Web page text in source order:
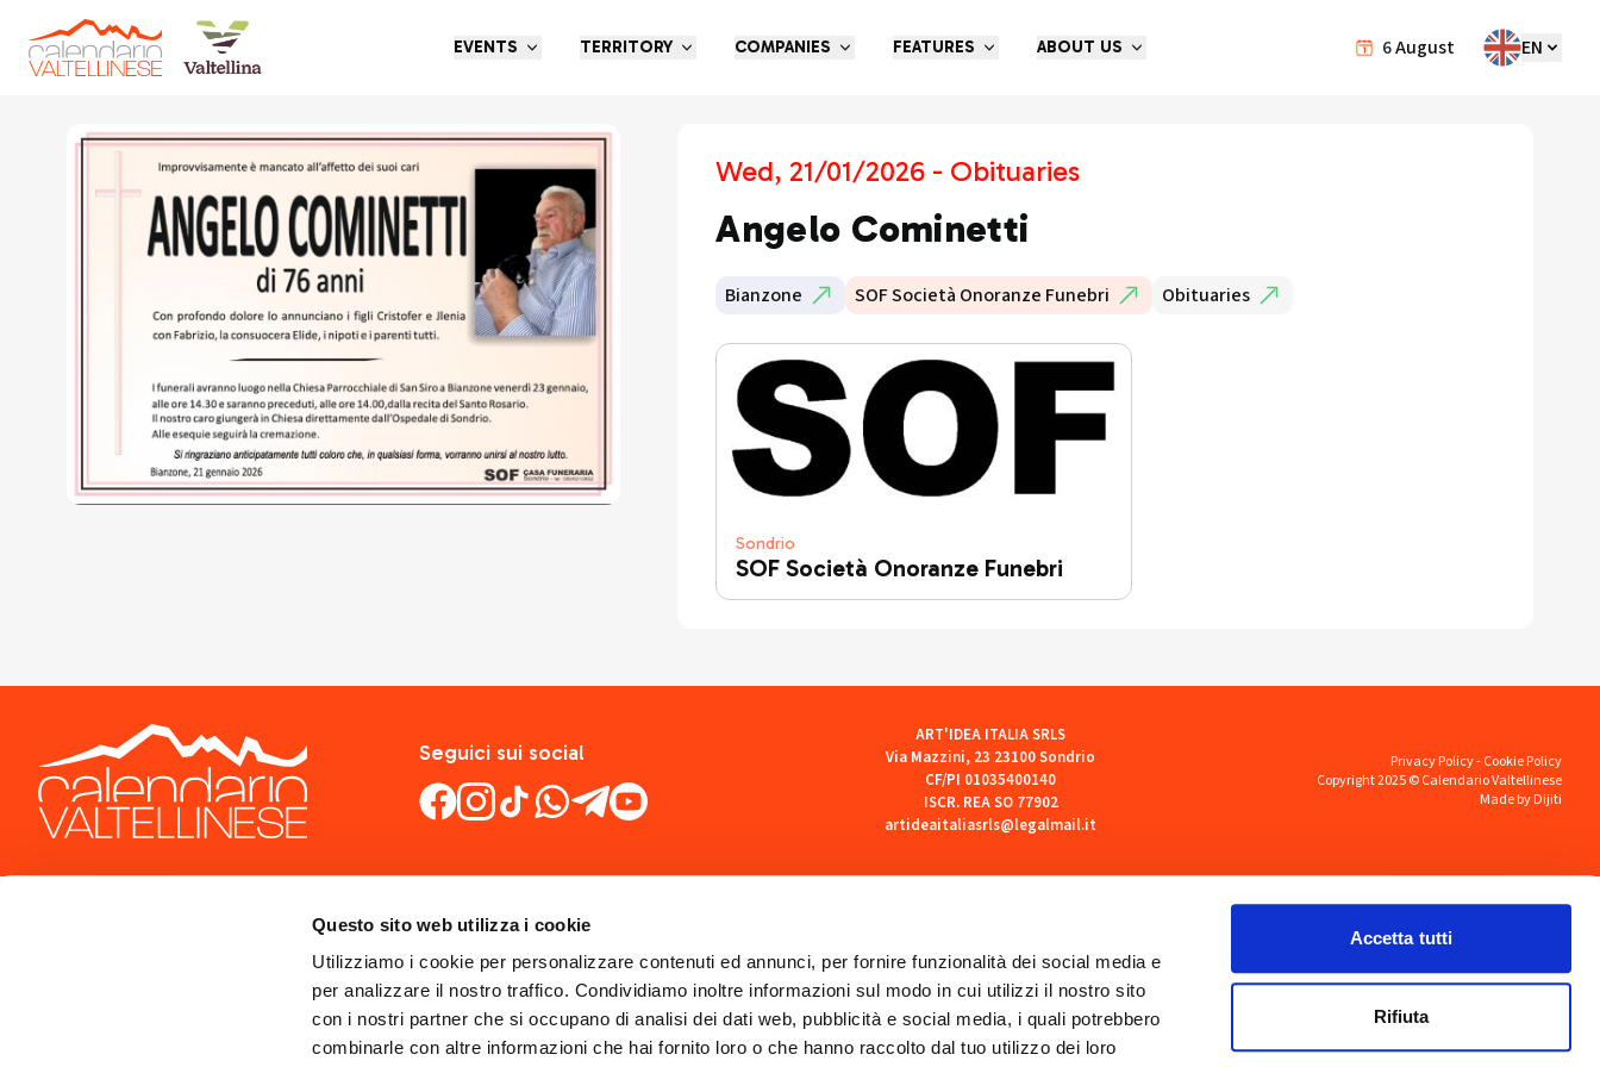
Questo sito web utilizza i cookie
Utilizziamo i cookie per personalizzare contenuti ed annunci, per fornire funzionalità dei social media e
per analizzare il nostro traffico. Condividiamo inoltre informazioni sul modo in cui utilizzi il nostro sito
con i nostri partner che si occupano di analisi dei dati web, pubblicità e social media, i quali potrebbero
combinarle con altre informazioni che hai fornito loro o che hanno raccolto dal tuo utilizzo dei loro
Accetta tutti
Rifiuta
6August EN
EVENTS TERRITORY COMPANIES FEATURES ABOUT US
Go back
Wed, 21/01/2026 - Obituaries
Angelo Cominetti
Bianzone SOF Società Onoranze Funebri Obituaries
Sondrio
SOF Società Onoranze Funebri
Seguici sui social
ART'IDEA ITALIA SRLS
Via Mazzini, 23 23100 Sondrio
CF/PI 01035400140
ISCR. REA SO 77902
artideaitaliasrls@legalmail.it
Privacy Policy-Cookie Policy
Copyright 2025 © Calendario Valtellinese
Made by Dijiti